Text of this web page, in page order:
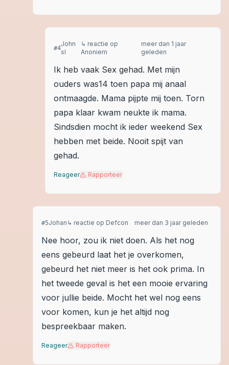
#4
John
sl
↳ reactie op
Anoniem
meer dan 1 jaar
geleden
Ik heb vaak Sex gehad. Met mijn
ouders was14 toen papa mij anaal
ontmaagde. Mama pijpte mij toen. Torn
papa klaar kwam neukte ik mama.
Sindsdien mocht ik ieder weekend Sex
hebben met beide. Nooit spijt van
gehad.
Reageer Rapporteer
#5Johan ↳ reactie op Defcon meer dan 3 jaar geleden
Nee hoor, zou ik niet doen. Als het nog
eens gebeurd laat het je overkomen,
gebeurd het niet meer is het ook prima. In
het tweede geval is het een mooie ervaring
voor jullie beide. Mocht het wel nog eens
voor komen, kun je het altijd nog
bespreekbaar maken.
Reageer Rapporteer